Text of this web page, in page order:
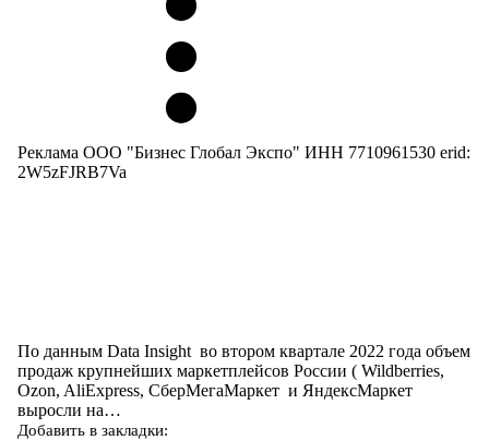
Реклама ООО "Бизнес Глобал Экспо" ИНН 7710961530 erid:
2W5zFJRB7Va
По данным Data Insight во втором квартале 2022 года объем
продаж крупнейших маркетплейсов России ( Wildberries,
Ozon, AliExpress, СберМегаМаркет и ЯндексМаркет
выросли на…
Добавить в закладки: